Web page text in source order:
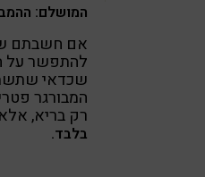
המושלם:
אם חשבתם
להתפשר על
שכדאי
המבורגר
רק בריא,
בלבד.